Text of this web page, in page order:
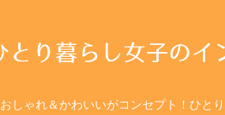
おしゃれ＆かわいいがコンセプト！ひと